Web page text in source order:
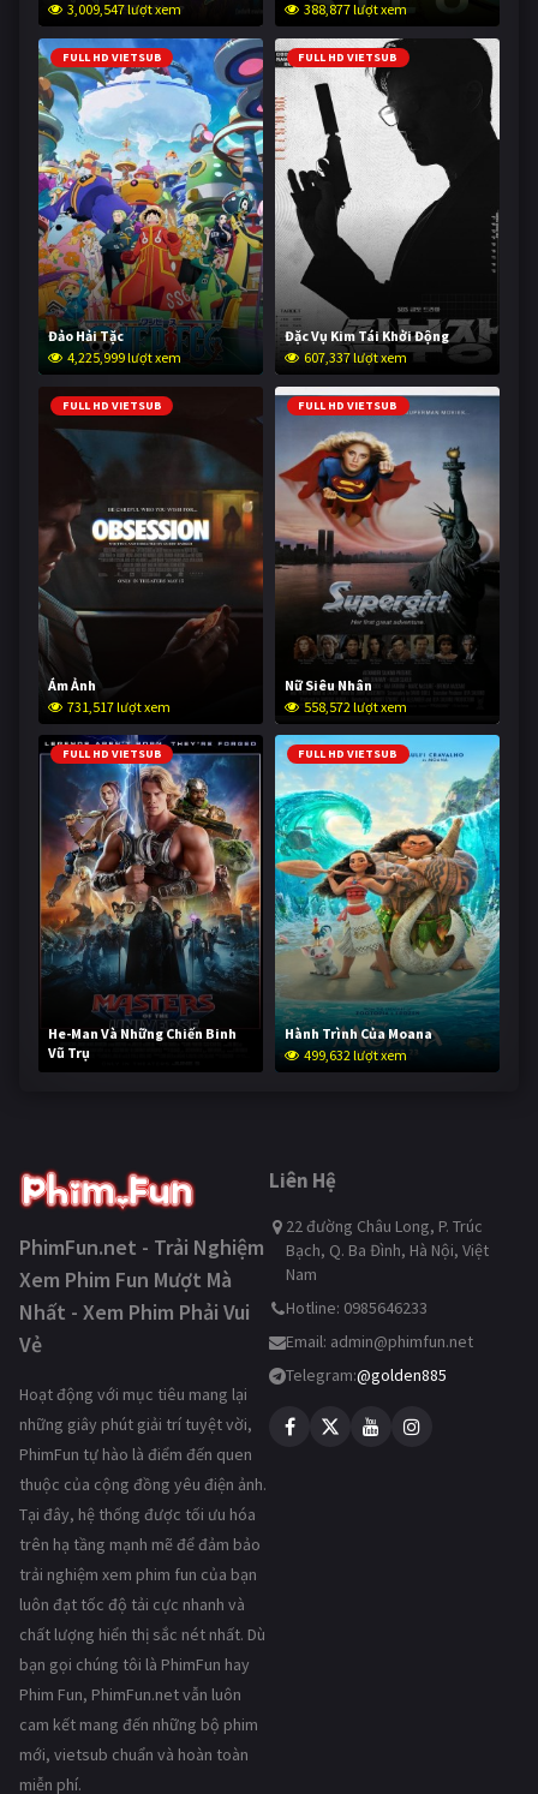
3,009,547 lượt xem 388,877 lượt xem
FULL HD VIETSUB
Đảo Hải Tặc
4,225,999 lượt xem
FULL HD VIETSUB
Đặc Vụ Kim Tái Khởi Động
607,337 lượt xem
FULL HD VIETSUB
Ám Ảnh
731,517 lượt xem
FULL HD VIETSUB
Nữ Siêu Nhân
558,572 lượt xem
FULL HD VIETSUB
He-Man Và Những Chiến Binh
Vũ Trụ
249,059 lượt xem
FULL HD VIETSUB
Hành Trình Của Moana
499,632 lượt xem
PhimFun.net - Trải Nghiệm
Xem Phim Fun Mượt Mà
Nhất - Xem Phim Phải Vui
Vẻ
Hoạt động với mục tiêu mang lại
những giây phút giải trí tuyệt vời,
PhimFun tự hào là điểm đến quen
thuộc của cộng đồng yêu điện ảnh.
Tại đây, hệ thống được tối ưu hóa
trên hạ tầng mạnh mẽ để đảm bảo
trải nghiệm xem phim fun của bạn
luôn đạt tốc độ tải cực nhanh và
chất lượng hiển thị sắc nét nhất. Dù
bạn gọi chúng tôi là PhimFun hay
Phim Fun, PhimFun.net vẫn luôn
cam kết mang đến những bộ phim
mới, vietsub chuẩn và hoàn toàn
miễn phí.
Liên Hệ
22 đường Châu Long, P. Trúc
Bạch, Q. Ba Đình, Hà Nội, Việt
Nam
Hotline: 0985646233
Email: admin@phimfun.net
Telegram:@golden885